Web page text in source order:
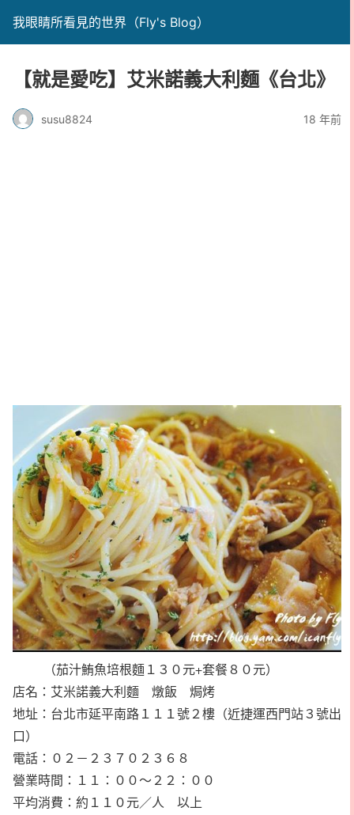
我眼睛所看見的世界（Fly's Blog）
【就是愛吃】艾米諾義大利麵《台北》
susu8824 18 年前
（茄汁鮪魚培根麵１３０元+套餐８０元）
店名：艾米諾義大利麵 燉飯 焗烤
地址：台北市延平南路１１１號２樓（近捷運西門站３號出
口）
電話：０２－２３７０２３６８
營業時間：１１：００～２２：００
平均消費：約１１０元／人 以上